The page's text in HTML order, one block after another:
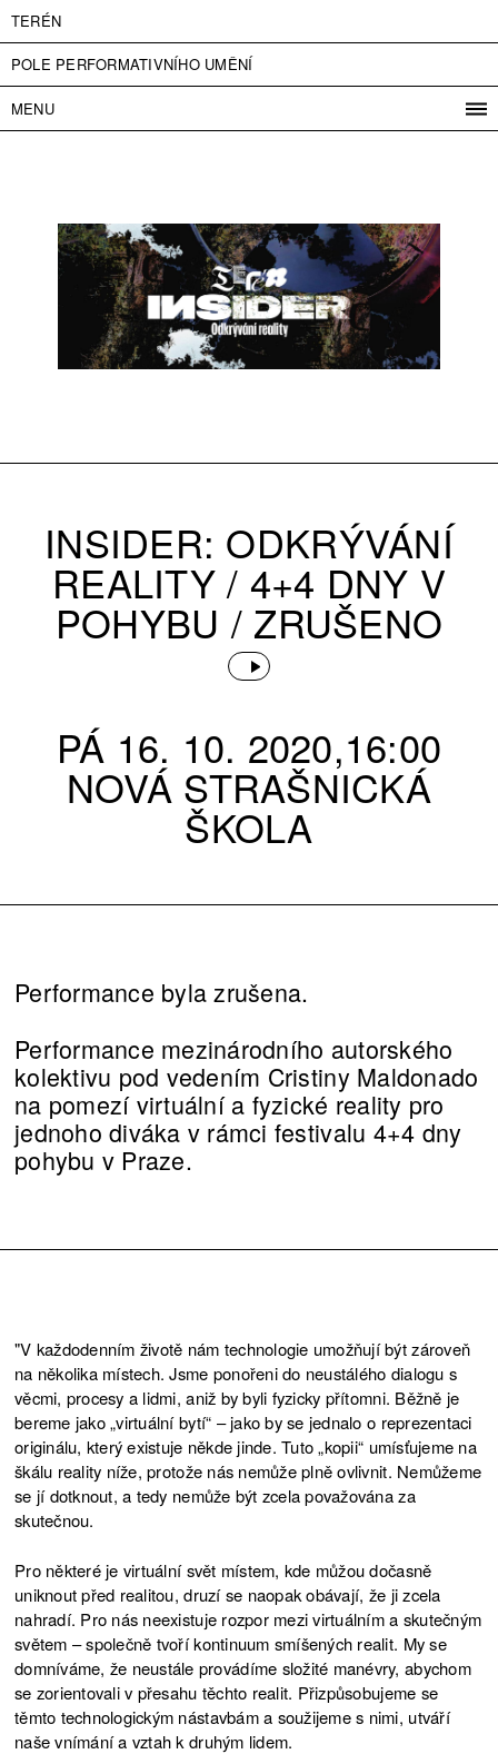
TERÉN
POLE PERFORMATIVNÍHO UMĚNÍ
MENU
O NÁS
VSTUPNÉ
PARTNEŘI
INSIDER: ODKRÝVÁNÍ
REALITY / 4+4 DNY V
POHYBU / ZRUŠENO
PÁ 16. 10. 2020,16:00
NOVÁ STRAŠNICKÁ
ŠKOLA
Performance byla zrušena.
Performance mezinárodního autorského
kolektivu pod vedením Cristiny Maldonado
na pomezí virtuální a fyzické reality pro
jednoho diváka v rámci festivalu 4+4 dny
pohybu v Praze.
"V každodenním životě nám technologie umožňují být zároveň
na několika místech. Jsme ponořeni do neustálého dialogu s
věcmi, procesy a lidmi, aniž by byli fyzicky přítomni. Běžně je
bereme jako „virtuální bytí“ – jako by se jednalo o reprezentaci
originálu, který existuje někde jinde. Tuto „kopii“ umísťujeme na
škálu reality níže, protože nás nemůže plně ovlivnit. Nemůžeme
se jí dotknout, a tedy nemůže být zcela považována za
skutečnou.
Pro některé je virtuální svět místem, kde můžou dočasně
uniknout před realitou, druzí se naopak obávají, že ji zcela
nahradí. Pro nás neexistuje rozpor mezi virtuálním a skutečným
světem – společně tvoří kontinuum smíšených realit. My se
domníváme, že neustále provádíme složité manévry, abychom
se zorientovali v přesahu těchto realit. Přizpůsobujeme se
těmto technologickým nástavbám a soužijeme s nimi, utváří
naše vnímání a vztah k druhým lidem.